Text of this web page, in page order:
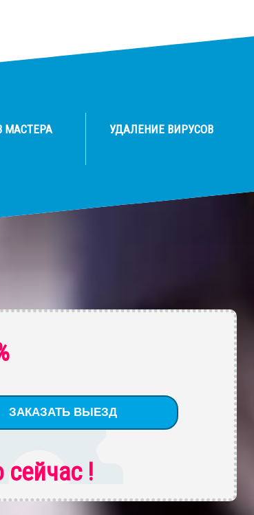
МАСТЕРА УДАЛЕНИЕ ВИРУСОВ
!